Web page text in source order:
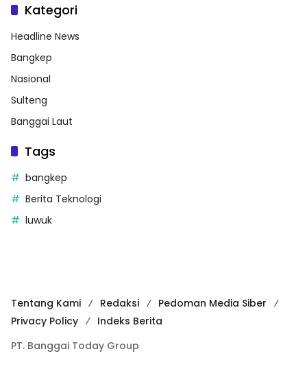
Kategori
Headline News
Bangkep
Nasional
Sulteng
Banggai Laut
Tags
bangkep
Berita Teknologi
luwuk
Tentang Kami Redaksi
Pedoman Media Siber
Privacy Policy
Indeks Berita
PT. Banggai Today Group